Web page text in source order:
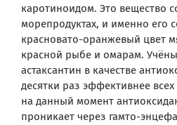
каротиноидом. Это вещество
морепродуктах, и именно его
красновато-оранжевый цвет
красной рыбе и омарам.
астаксантин в качестве
десятки раз эффективнее
на данный момент
проникает через гамто-